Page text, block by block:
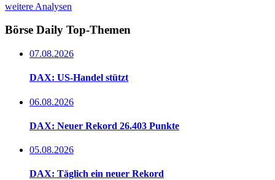
weitere Analysen
Börse Daily Top-Themen
07.08.2026
DAX: US-Handel stützt
06.08.2026
DAX: Neuer Rekord 26.403 Punkte
05.08.2026
DAX: Täglich ein neuer Rekord